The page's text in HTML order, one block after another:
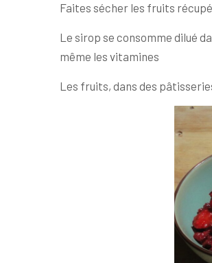
Faites sécher les fruits
Le sirop se consomme dilué
même les vitamines
Les fruits, dans des